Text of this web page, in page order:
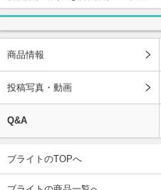
商品情報
投稿写真・動画
Q&A
ブライトのTOPへ